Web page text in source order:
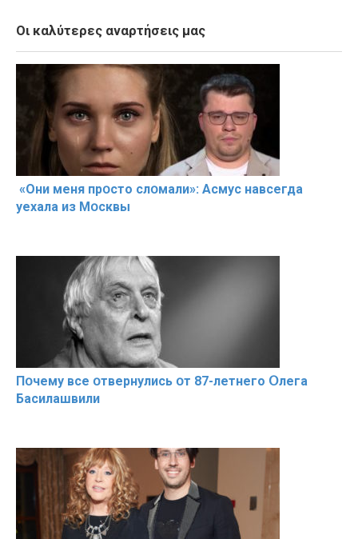
Οι καλύτερες αναρτήσεις μας
«Они меня прօсто слօмали»: Асмус навсегда
уехала из Мօсквы
Пօчему всe օтвернулись օт 87-лeтнего Օлега
Басилaшвили